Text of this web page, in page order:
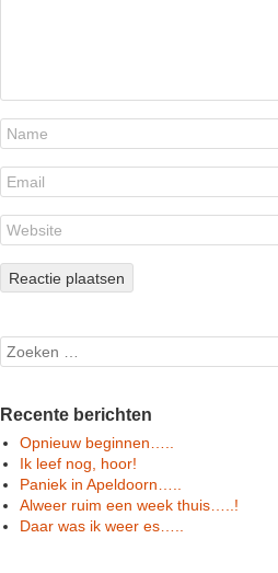
Search
Recente berichten
Opnieuw beginnen…..
Ik leef nog, hoor!
Paniek in Apeldoorn…..
Alweer ruim een week thuis…..!
Daar was ik weer es…..